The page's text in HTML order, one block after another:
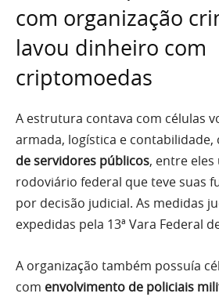
com organização
lavou dinheiro com
criptomoedas
A estrutura contava com células
armada, logística e contabilidade,
de servidores públicos, entre
rodoviário federal que teve suas
por decisão judicial. As medidas
expedidas pela 13ª Vara Federal
A organização também possuía
com envolvimento de policiais